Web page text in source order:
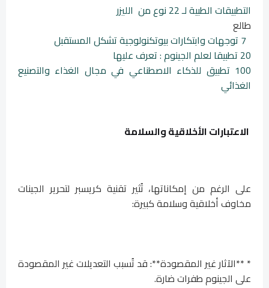
التطبيقات الطبية لـ 22 نوع من الليزر
طالع
7 توجهات وابتكارات بيوتكنولوجية تشكل المستقبل
20 تطبيقا لعلم الجينوم : تعرف عليها
100 تطبيق للذكاء الاصطناعي في مجال الغذاء والتصنيع
الغذائي
الاعتبارات الأخلاقية والسلامة
على الرغم من إمكاناتها، تُثير تقنية كريسبر لتحرير الجينات
مخاوف أخلاقية وسلامة كبيرة:
* **الآثار غير المقصودة**: قد تُسبب التعديلات غير المقصودة
على الجينوم طفرات ضارة.